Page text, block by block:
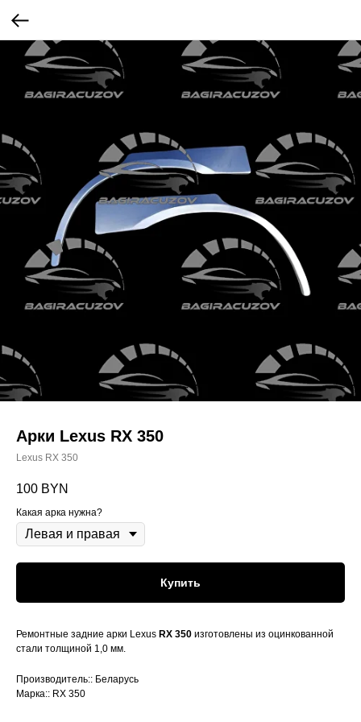
Арки Lexus RX 350
Lexus RX 350
100 BYN
Какая арка нужна?
Купить
Ремонтные задние арки Lexus RX 350 изготовлены из оцинкованной
стали толщиной 1,0 мм.
Производитель:: Беларусь
Марка:: RX 350